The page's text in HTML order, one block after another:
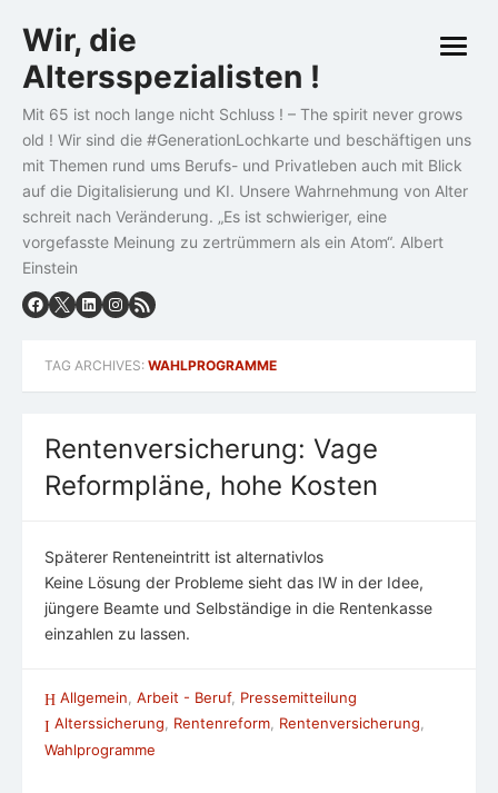
to
content
Wir, die
Altersspezialisten !
Mit 65 ist noch lange nicht Schluss ! – The spirit never grows
old ! Wir sind die #GenerationLochkarte und beschäftigen uns
mit Themen rund ums Berufs- und Privatleben auch mit Blick
auf die Digitalisierung und KI. Unsere Wahrnehmung von Alter
schreit nach Veränderung. „Es ist schwieriger, eine
vorgefasste Meinung zu zertrümmern als ein Atom“. Albert
Einstein
open
TAG ARCHIVES: WAHLPROGRAMME
Rentenversicherung: Vage
Reformpläne, hohe Kosten
Späterer Renteneintritt ist alternativlos
Keine Lösung der Probleme sieht das IW in der Idee,
jüngere Beamte und Selbständige in die Rentenkasse
einzahlen zu lassen.
Allgemein Arbeit - Beruf, Pressemitteilung
Alterssicherung, Rentenreform, Rentenversicherung,
Wahlprogramme